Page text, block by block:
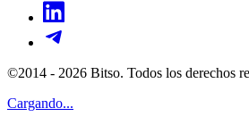
©2014 - 2026 Bitso. Todos los derechos
Cargando...